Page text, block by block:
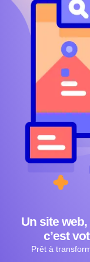
Un site
c’est
Prêt à